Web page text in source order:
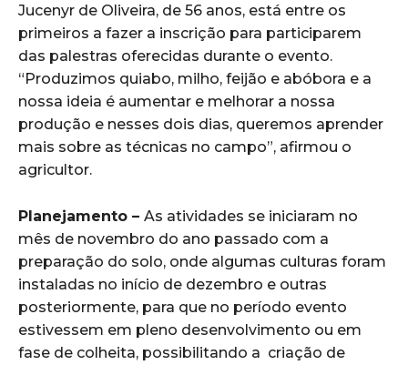
Jucenyr de Oliveira, de 56 anos, está entre os
primeiros a fazer a inscrição para participarem
das palestras oferecidas durante o evento.
“Produzimos quiabo, milho, feijão e abóbora e a
nossa ideia é aumentar e melhorar a nossa
produção e nesses dois dias, queremos aprender
mais sobre as técnicas no campo”, afirmou o
agricultor.
Planejamento – As atividades se iniciaram no
mês de novembro do ano passado com a
preparação do solo, onde algumas culturas foram
instaladas no início de dezembro e outras
posteriormente, para que no período evento
estivessem em pleno desenvolvimento ou em
fase de colheita, possibilitando a criação de